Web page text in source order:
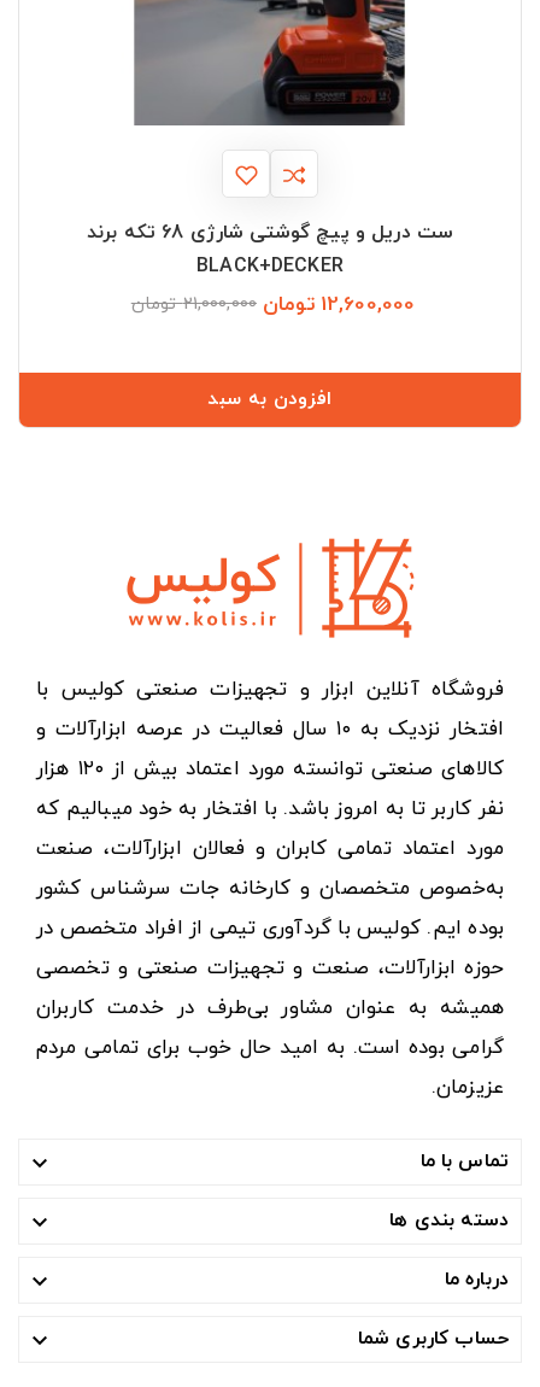
ست دریل و پیچ گوشتی شارژی 68 تکه برند
BLACK+DECKER
12,600,000 تومان 21,000,000 تومان
افزودن به سبد
فروشگاه آنلاین ابزار و تجهیزات صنعتی کولیس با
افتخار نزدیک به ۱۰ سال فعالیت در عرصه ابزارآلات و
کالاهای صنعتی توانسته مورد اعتماد بیش از ۱۲۰ هزار
نفر کاربر تا به امروز باشد. با افتخار به خود میبالیم که
مورد اعتماد تمامی کابران و فعالان ابزارآلات، صنعت
به‌خصوص متخصصان و کارخانه جات سرشناس کشور
بوده ایم. کولیس با گردآوری تیمی از افراد متخصص در
حوزه ابزارآلات، صنعت و تجهیزات صنعتی و تخصصی
همیشه به عنوان مشاور بی‌طرف در خدمت کاربران
گرامی بوده است. به امید حال خوب برای تمامی مردم
عزیزمان.
تماس با ما 
دسته بندی ها 
درباره ما 
حساب کاربری شما 